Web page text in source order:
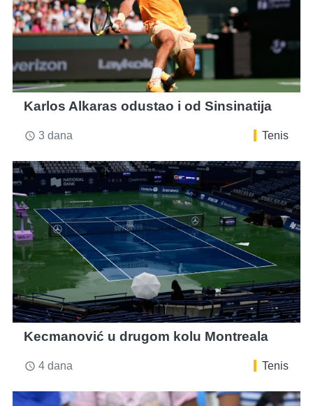
Karlos Alkaras odustao i od Sinsinatija
access_time 3 dana Tenis
Kecmanović u drugom kolu Montreala
access_time 4 dana Tenis